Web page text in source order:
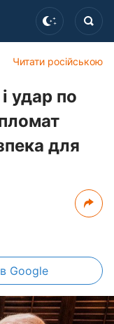
Читати російською
удар по
для
Google